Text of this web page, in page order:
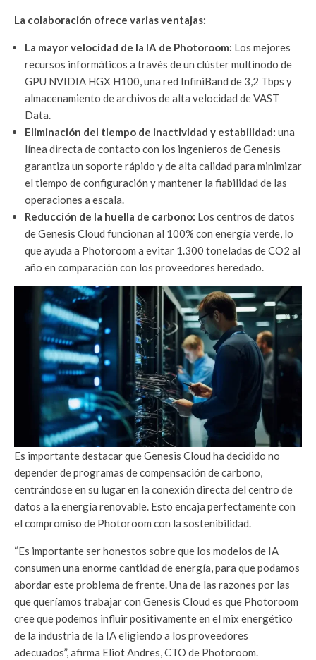
La colaboración ofrece varias ventajas:
La mayor velocidad de la IA de Photoroom: Los mejores
recursos informáticos a través de un clúster multinodo de
GPU NVIDIA HGX H100, una red InfiniBand de 3,2 Tbps y
almacenamiento de archivos de alta velocidad de VAST
Data.
Eliminación del tiempo de inactividad y estabilidad: una
línea directa de contacto con los ingenieros de Genesis
garantiza un soporte rápido y de alta calidad para minimizar
el tiempo de configuración y mantener la fiabilidad de las
operaciones a escala.
Reducción de la huella de carbono: Los centros de datos
de Genesis Cloud funcionan al 100% con energía verde, lo
que ayuda a Photoroom a evitar 1.300 toneladas de CO2 al
año en comparación con los proveedores heredado.
Es importante destacar que Genesis Cloud ha decidido no
depender de programas de compensación de carbono,
centrándose en su lugar en la conexión directa del centro de
datos a la energía renovable. Esto encaja perfectamente con
el compromiso de Photoroom con la sostenibilidad.
“Es importante ser honestos sobre que los modelos de IA
consumen una enorme cantidad de energía, para que podamos
abordar este problema de frente. Una de las razones por las
que queríamos trabajar con Genesis Cloud es que Photoroom
cree que podemos influir positivamente en el mix energético
de la industria de la IA eligiendo a los proveedores
adecuados”, afirma Eliot Andres, CTO de Photoroom.